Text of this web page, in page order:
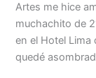
Artes me hice
muchachito de
en el Hotel Lima
quedé